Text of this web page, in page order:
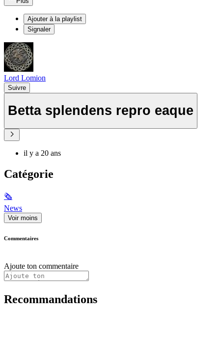
Ajouter à la playlist
Signaler
Lord Lomion
Suivre
Betta splendens repro eaque
il y a 20 ans
Catégorie
🗞
News
Voir moins
Commentaires
Ajoute ton commentaire
Recommandations